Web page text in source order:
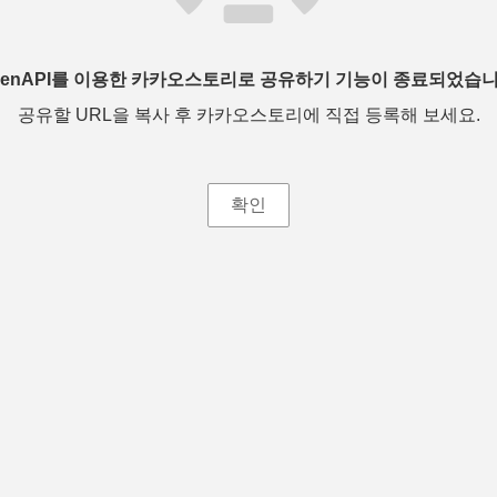
를 이용한 카카오스토리로 공유하기 기능이 종료되었습
공유할 URL을 복사 후 카카오스토리에 직접 등록해 보세요.
확인